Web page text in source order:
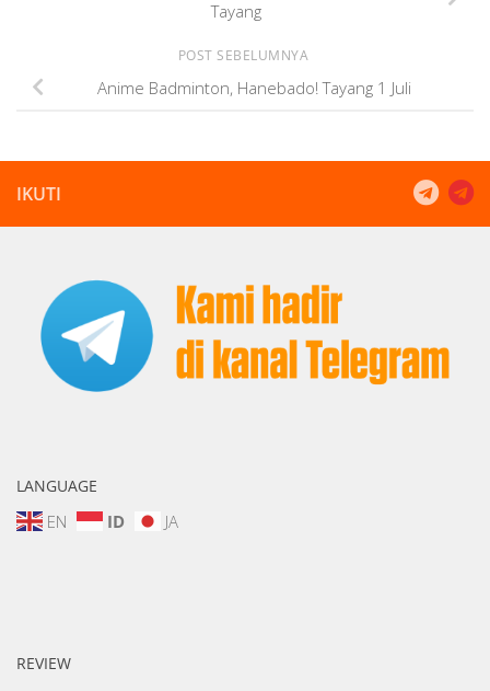
Tayang
POST SEBELUMNYA
Anime Badminton, Hanebado! Tayang 1 Juli
IKUTI
LANGUAGE
EN ID JA
REVIEW